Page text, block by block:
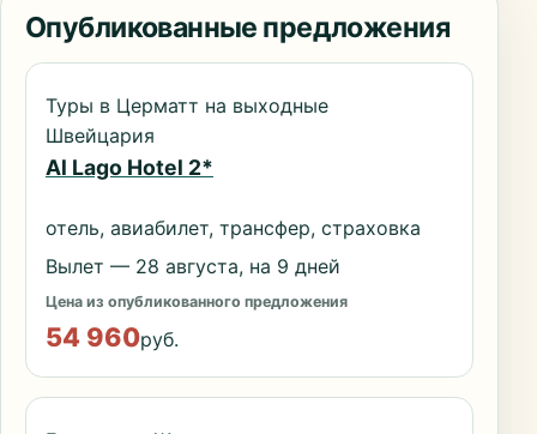
Опубликованные предложения
Туры в Церматт на выходные
Швейцария
Al Lago Hotel 2*
отель, авиабилет, трансфер, страховка
Вылет — 28 августа, на 9 дней
Цена из опубликованного предложения
54 960руб.